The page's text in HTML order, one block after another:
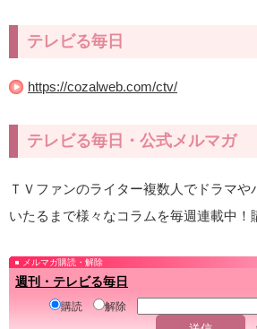
テレビる毎日
https://cozalweb.com/ctv/
テレビる毎日・公式メルマガ
ＴＶファンのライター複数人でドラマや
いたるまで様々なコラムを毎週連載中！
メルマガ購読・解除
週刊・テレビる毎日
購読 解除